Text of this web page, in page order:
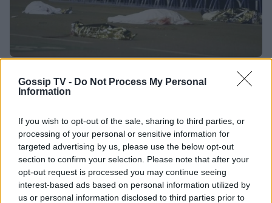
Gossip TV - Do Not Process My Personal
Information
If you wish to opt-out of the sale, sharing to third parties, or
processing of your personal or sensitive information for
targeted advertising by us, please use the below opt-out
section to confirm your selection. Please note that after your
opt-out request is processed you may continue seeing
interest-based ads based on personal information utilized by
us or personal information disclosed to third parties prior to
Ο τρόμος επέστρεψε στη Γαλλία - Τα βίντεο,
του θανάτου
11:40 @15-07-2016